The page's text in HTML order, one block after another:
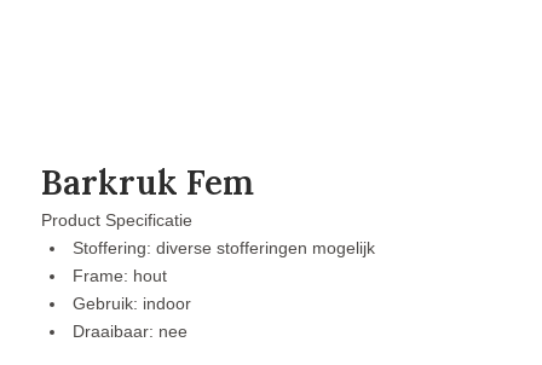
Barkruk Fem
Product Specificatie
Stoffering: diverse stofferingen mogelijk
Frame: hout
Gebruik: indoor
Draaibaar: nee